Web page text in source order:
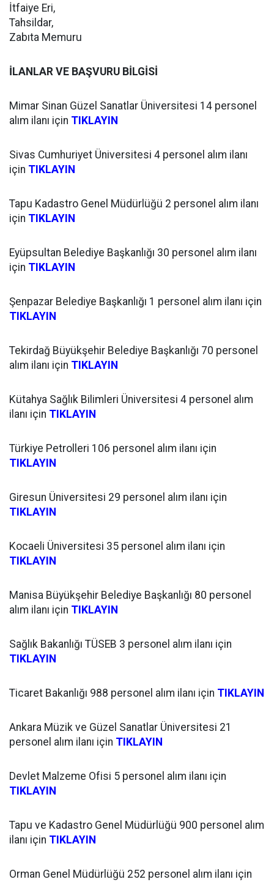
İtfaiye Eri,
Tahsildar,
Zabıta Memuru
İLANLAR VE BAŞVURU BİLGİSİ
Mimar Sinan Güzel Sanatlar Üniversitesi 14 personel
alım ilanı için TIKLAYIN
Sivas Cumhuriyet Üniversitesi 4 personel alım ilanı
için TIKLAYIN
Tapu Kadastro Genel Müdürlüğü 2 personel alım ilanı
için TIKLAYIN
Eyüpsultan Belediye Başkanlığı 30 personel alım ilanı
için TIKLAYIN
Şenpazar Belediye Başkanlığı 1 personel alım ilanı için
TIKLAYIN
Tekirdağ Büyükşehir Belediye Başkanlığı 70 personel
alım ilanı için TIKLAYIN
Kütahya Sağlık Bilimleri Üniversitesi 4 personel alım
ilanı için TIKLAYIN
Türkiye Petrolleri 106 personel alım ilanı için
TIKLAYIN
Giresun Üniversitesi 29 personel alım ilanı için
TIKLAYIN
Kocaeli Üniversitesi 35 personel alım ilanı için
TIKLAYIN
Manisa Büyükşehir Belediye Başkanlığı 80 personel
alım ilanı için TIKLAYIN
Sağlık Bakanlığı TÜSEB 3 personel alım ilanı için
TIKLAYIN
Ticaret Bakanlığı 988 personel alım ilanı için TIKLAYIN
Ankara Müzik ve Güzel Sanatlar Üniversitesi 21
personel alım ilanı için TIKLAYIN
Devlet Malzeme Ofisi 5 personel alım ilanı için
TIKLAYIN
Tapu ve Kadastro Genel Müdürlüğü 900 personel alım
ilanı için TIKLAYIN
Orman Genel Müdürlüğü 252 personel alım ilanı için